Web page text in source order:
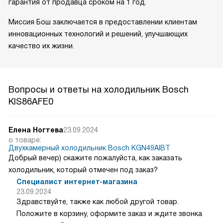
гарантия от продавца сроком на 1 год.
Миссия Бош заключается в предоставлении клиентам
инновационных технологий и решений, улучшающих
качество их жизни.
Вопросы и ответы на холодильник Bosch
KIS86AFE0
Елена Ногтева23.09.2024
о товаре:
Двухкамерный холодильник Bosch KGN49AIBT
Добрый вечер) скажите пожалуйста, как заказать
холодильник, который отмечен под заказ?
Специалист интернет-магазина
23.09.2024
Здравствуйте, также как любой другой товар.
Положите в корзину, оформите заказ и ждите звонка